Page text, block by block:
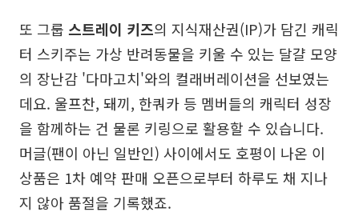
또 그룹 스트레이 키즈의 지식재산권(IP)가 담긴 캐릭
터 스키주는 가상 반려동물을 키울 수 있는 달걀 모양
의 장난감 '다마고치'와의 컬래버레이션을 선보였는
데요. 울프찬, 돼끼, 한쿼카 등 멤버들의 캐릭터 성장
을 함께하는 건 물론 키링으로 활용할 수 있습니다.
머글(팬이 아닌 일반인) 사이에서도 호평이 나온 이
상품은 1차 예약 판매 오픈으로부터 하루도 채 지나
지 않아 품절을 기록했죠.